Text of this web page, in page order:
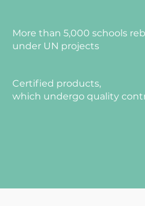
Стіл обладнаний боковими
виготовленими з листової
жорсткість конструкції.
Всі металеві елементи
На торцях каркасу
Колір HPL:дуб молочний,
More than 5,000 schools
under UN projects
Certified products,
which undergo quality